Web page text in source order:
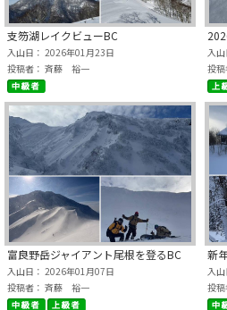
支笏湖レイクビューBC
入山日： 2026年01月23日
投稿者： 斉藤 裕一
入
投
富良野岳ジャイアント尾根を登るBC
入山日： 2026年01月07日
投稿者： 斉藤 裕一
新
入
投